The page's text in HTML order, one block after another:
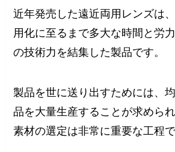
近年発売した遠近両用レンズは
用化に至るまで多大な時間と労
の技術力を結集した製品です。
製品を世に送り出すためには、
品を大量生産することが求めら
素材の選定は非常に重要な工程で